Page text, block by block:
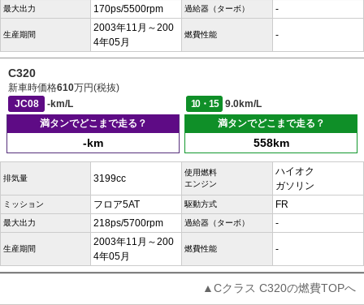
最大出力 170ps/5500rpm 過給器（ターボ） -
生産期間
2003年11月～200
4年05月
燃費性能 -
C320
新車時価格610万円(税抜)
JC08
-km/L 10・15
9.0km/L
満タンでどこまで走る？
-km
満タンでどこまで走る？
558km
排気量 3199cc
使用燃料
エンジン
ハイオク
ガソリン
ミッション フロア5AT 駆動方式 FR
最大出力 218ps/5700rpm 過給器（ターボ） -
生産期間
2003年11月～200
4年05月
燃費性能 -
▲Cクラス C320の燃費TOPへ